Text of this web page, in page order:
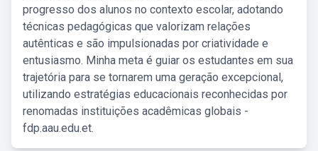
progresso dos alunos no contexto escolar, adotando
técnicas pedagógicas que valorizam relações
autênticas e são impulsionadas por criatividade e
entusiasmo. Minha meta é guiar os estudantes em sua
trajetória para se tornarem uma geração excepcional,
utilizando estratégias educacionais reconhecidas por
renomadas instituições acadêmicas globais -
fdp.aau.edu.et.